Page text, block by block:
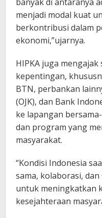
menjadi modal kuat
berkontribusi dalam
ekonomi,”ujarnya.
HIPKA juga
kepentingan,
BTN, perbankan
(OJK), dan Bank
ke lapangan
dan program yang
masyarakat.
“Kondisi Indonesia
sama, kolaborasi,
untuk meningkatkan
kesejahteraan